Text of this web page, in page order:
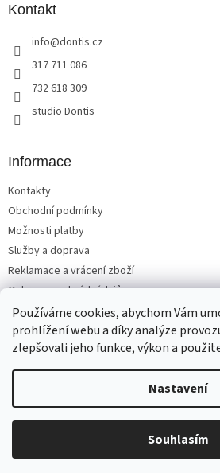
Používáme cookies, abychom Vám
prohlížení webu a díky analýze
zlepšovali jeho funkce, výkon a
Nastavení
Souhlasím
Kontakt
info@dontis.cz
317 711 086
732 618 309
studio Dontis
Informace
Kontakty
Obchodní podmínky
Možnosti platby
Služby a doprava
Reklamace a vrácení zboží
Ochrana osobních údajů
Copyright 2026Matrace, postele,
práva vyhrazena.Upravit